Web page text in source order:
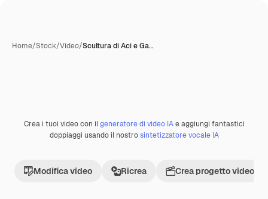
Home/Stock/Video/Scultura di Aci e Ga…
Premium
Crea i tuoi video con ilgeneratore di video IAe aggiungi fantastici
doppiaggi usando il nostrosintetizzatore vocale IA
Modifica video Ricrea Crea progetto video